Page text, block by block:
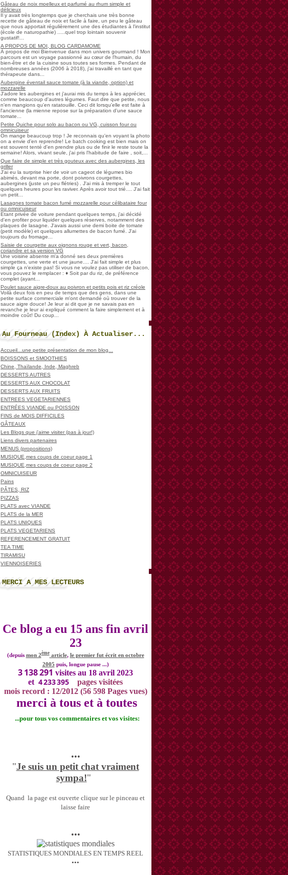
Gâteau de noix moelleux et parfumé au rhum simple et
délicieux
Il y avait très longtemps que je cherchais une très bonne
recette de gâteau de noix et facile à faire, un peu le gâteau
que nous apportait régulièrement une des étudiantes à l'institut
(école de naturopathie) .....quel trop lointain souvenir
gustatif!...
A PROPOS DE MOI, BLOG CARDAMOME
À propos de moi Bienvenue dans mon univers gourmand ! Mon
parcours est un voyage passionné au cœur de l'humain, du
bien-être et de la cuisine sous toutes ses formes. Pendant de
nombreuses années (2006 à 2018), j'ai travaillé en tant que
thérapeute dans...
Aubergine éventail sauce tomate (à la viande, option) et
mozzarelle
J'adore les aubergines et j'aurai mis du temps à les apprécier,
comme beaucoup d'autres légumes. Faut dire que petite, nous
n'en mangions qu'en ratatouille. Ceci dit lorsqu'elle est faite à
l'ancienne (la mienne repose sur la préparation d'une sauce
tomate...
Petite Quiche pour solo au bacon ou VG, cuisson four ou
omnicuiseur
On mange beaucoup trop ! Je reconnais qu'en voyant la photo
on a envie d'en reprendre! Le batch cooking est bien mais on
est souvent tenté d'en prendre plus ou de finir le reste toute la
semaine! Alors, vivant seule, j'ai pris l'habitude de faire , soit,...
Que faire de simple et très gouteux avec des aubergines, les
griller
J'ai eu la surprise hier de voir un cageot de légumes bio
abimés, devant ma porte, dont poivrons courgettes,
aubergines (juste un peu flétries) . J'ai mis à tremper le tout
quelques heures pour les raviver. Après avoir tout trié.... J'ai fait
un petit...
Lasagnes tomate bacon fumé mozzarelle pour célibataire four
ou omnicuiseur
Etant privée de voiture pendant quelques temps, j'ai décidé
d'en profiter pour liquider quelques réserves, notamment des
plaques de lasagne. J'avais aussi une demi boite de tomate
(petit modèle) et quelques allumettes de bacon fumé. J'ai
toujours du fromage...
Saisie de courgette aux oignons rouge et vert, bacon,
coriandre et sa version VG
Une voisine absente m'a donné ses deux premières
courgettes, une verte et une jaune.... J'ai fait simple et plus
simple ça n'existe pas! Si vous ne voulez pas utiliser de bacon,
vous pouvez le remplacer : ♦ Soit par du riz, de préférence
complet (ayant...
Poulet sauce aigre-doux au poivron et petits pois et riz créole
Voilà deux fois en peu de temps que des gens, dans une
petite surface commerciale m'ont demandé où trouver de la
sauce aigre douce! Je leur ai dit que je ne savais pas en
revanche je leur ai expliqué comment la faire simplement et à
moindre coût! Du coup...
Au Fourneau (Index) À Actualiser...
Accueil...une petite présentation de mon blog...
BOISSONS et SMOOTHIES
Chine, Thaïlande, Inde, Maghreb
DESSERTS AUTRES
DESSERTS AUX CHOCOLAT
DESSERTS AUX FRUITS
ENTREES VEGETARIENNES
ENTRÉES VIANDE ou POISSON
FINS de MOIS DIFFICILES
GÂTEAUX
Les Blogs que j'aime visiter (pas à jour!)
Liens divers partenaires
MENUS (propositions)
MUSIQUE,mes coups de coeur page 1
MUSIQUE,mes coups de coeur page 2
OMNICUISEUR
Pains
PÂTES, RIZ
PIZZAS
PLATS avec VIANDE
PLATS de la MER
PLATS UNIQUES
PLATS VEGETARIENS
REFERENCEMENT GRATUIT
TEA TIME
TIRAMISU
VIENNOISERIES
MERCI A MES LECTEURS
Ce blog a eu 15 ans fin avril
23
(depuis mon 2èmearticle, le premier fut écrit en octobre
2005 puis, longue pause ...)
3 138 291 visites au 18 avril 2023
et 4 233 395
pages visitées
mois record : 12/2012 (56 598 Pages vues)
merci à tous et à toutes
...pour tous vos commentaires et vos visites:
•••
"Je suis un petit chat vraiment
sympa!"
Quand la page est ouverte clique sur le pinceau et
laisse faire
•••
STATISTIQUES MONDIALES EN TEMPS REEL
•••